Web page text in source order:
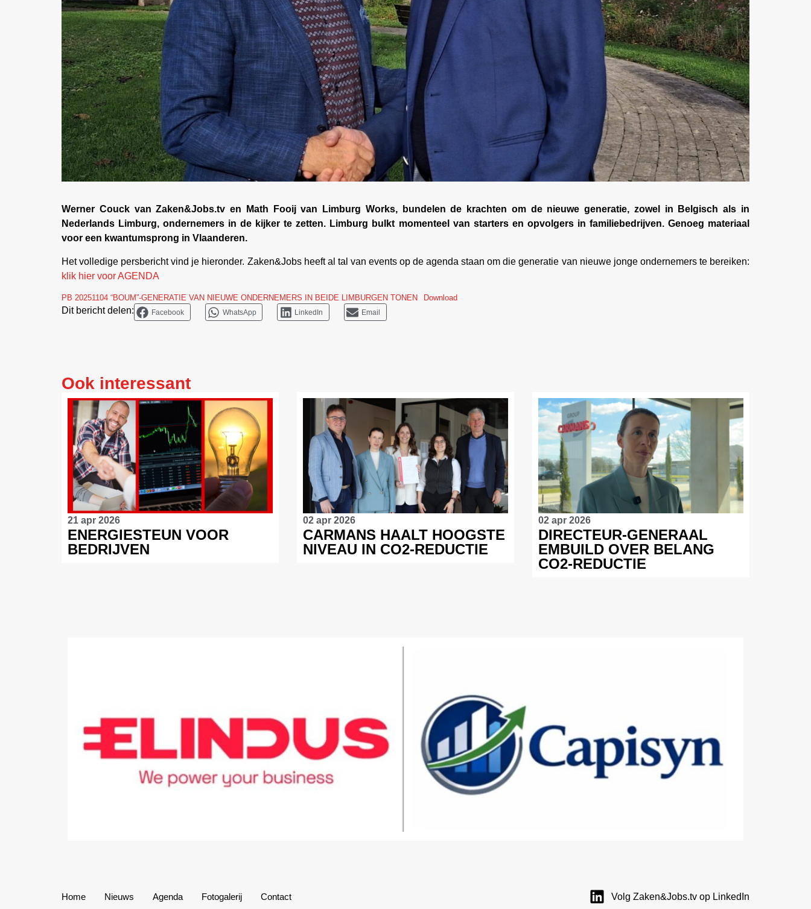
Werner Couck van Zaken&Jobs.tv en Math Fooij van Limburg Works, bundelen de krachten om de nieuwe generatie, zowel in Belgisch als in
Nederlands Limburg, ondernemers in de kijker te zetten. Limburg bulkt momenteel van starters en opvolgers in familiebedrijven. Genoeg materiaal
voor een kwantumsprong in Vlaanderen.
Het volledige persbericht vind je hieronder. Zaken&Jobs heeft al tal van events op de agenda staan om die generatie van nieuwe jonge ondernemers te bereiken:
klik hier voor AGENDA
PB 20251104 “BOUM”-GENERATIE VAN NIEUWE ONDERNEMERS IN BEIDE LIMBURGEN TONEN Download
Dit bericht delen: Facebook WhatsApp LinkedIn Email
Ook interessant
21 apr 2026
ENERGIESTEUN VOOR
BEDRIJVEN
02 apr 2026
CARMANS HAALT HOOGSTE
NIVEAU IN CO2-REDUCTIE
02 apr 2026
DIRECTEUR-GENERAAL
EMBUILD OVER BELANG
CO2-REDUCTIE
Home Nieuws Agenda Fotogalerij Contact Volg Zaken&Jobs.tv op LinkedIn